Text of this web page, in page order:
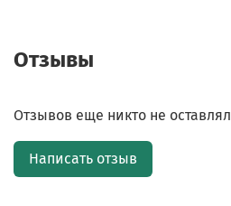
Отзывы
Отзывов еще никто не оставлял
Написать отзыв